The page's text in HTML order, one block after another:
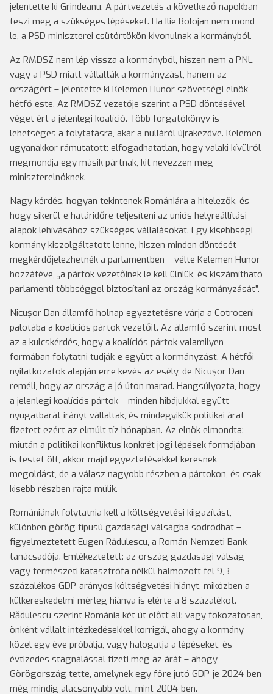
jelentette ki Grindeanu. A pártvezetés a következő napokban
teszi meg a szükséges lépéseket. Ha Ilie Bolojan nem mond
le, a PSD miniszterei csütörtökön kivonulnak a kormányból.
Az RMDSZ nem lép vissza a kormányból, hiszen nem a PNL
vagy a PSD miatt vállalták a kormányzást, hanem az
országért – jelentette ki Kelemen Hunor szövetségi elnök
hétfő este. Az RMDSZ vezetője szerint a PSD döntésével
véget ért a jelenlegi koalíció. Több forgatókönyv is
lehetséges a folytatásra, akár a nulláról újrakezdve. Kelemen
ugyanakkor rámutatott: elfogadhatatlan, hogy valaki kívülről
megmondja egy másik pártnak, kit nevezzen meg
miniszterelnöknek.
Nagy kérdés, hogyan tekintenek Romániára a hitelezők, és
hogy sikerül-e határidőre teljesíteni az uniós helyreállítási
alapok lehívásához szükséges vállalásokat. Egy kisebbségi
kormány kiszolgáltatott lenne, hiszen minden döntését
megkérdőjelezhetnék a parlamentben – vélte Kelemen Hunor
hozzátéve, „a pártok vezetőinek le kell ülniük, és kiszámítható
parlamenti többséggel biztosítani az ország kormányzását”.
Nicușor Dan államfő holnap egyeztetésre várja a Cotroceni-
palotába a koalíciós pártok vezetőit. Az államfő szerint most
az a kulcskérdés, hogy a koalíciós pártok valamilyen
formában folytatni tudják-e együtt a kormányzást. A hétfői
nyilatkozatok alapján erre kevés az esély, de Nicușor Dan
reméli, hogy az ország a jó úton marad. Hangsúlyozta, hogy
a jelenlegi koalíciós pártok – minden hibájukkal együtt –
nyugatbarát irányt vállaltak, és mindegyikük politikai árat
fizetett ezért az elmúlt tíz hónapban. Az elnök elmondta:
miután a politikai konfliktus konkrét jogi lépések formájában
is testet ölt, akkor majd egyeztetésekkel keresnek
megoldást, de a válasz nagyobb részben a pártokon, és csak
kisebb részben rajta múlik.
Romániának folytatnia kell a költségvetési kiigazítást,
különben görög típusú gazdasági válságba sodródhat –
figyelmeztetett Eugen Rădulescu, a Román Nemzeti Bank
tanácsadója. Emlékeztetett: az ország gazdasági válság
vagy természeti katasztrófa nélkül halmozott fel 9,3
százalékos GDP-arányos költségvetési hiányt, miközben a
külkereskedelmi mérleg hiánya is elérte a 8 százalékot.
Rădulescu szerint Románia két út előtt áll: vagy fokozatosan,
önként vállalt intézkedésekkel korrigál, ahogy a kormány
közel egy éve próbálja, vagy halogatja a lépéseket, és
évtizedes stagnálással fizeti meg az árát – ahogy
Görögország tette, amelynek egy főre jutó GDP-je 2024-ben
még mindig alacsonyabb volt, mint 2004-ben.